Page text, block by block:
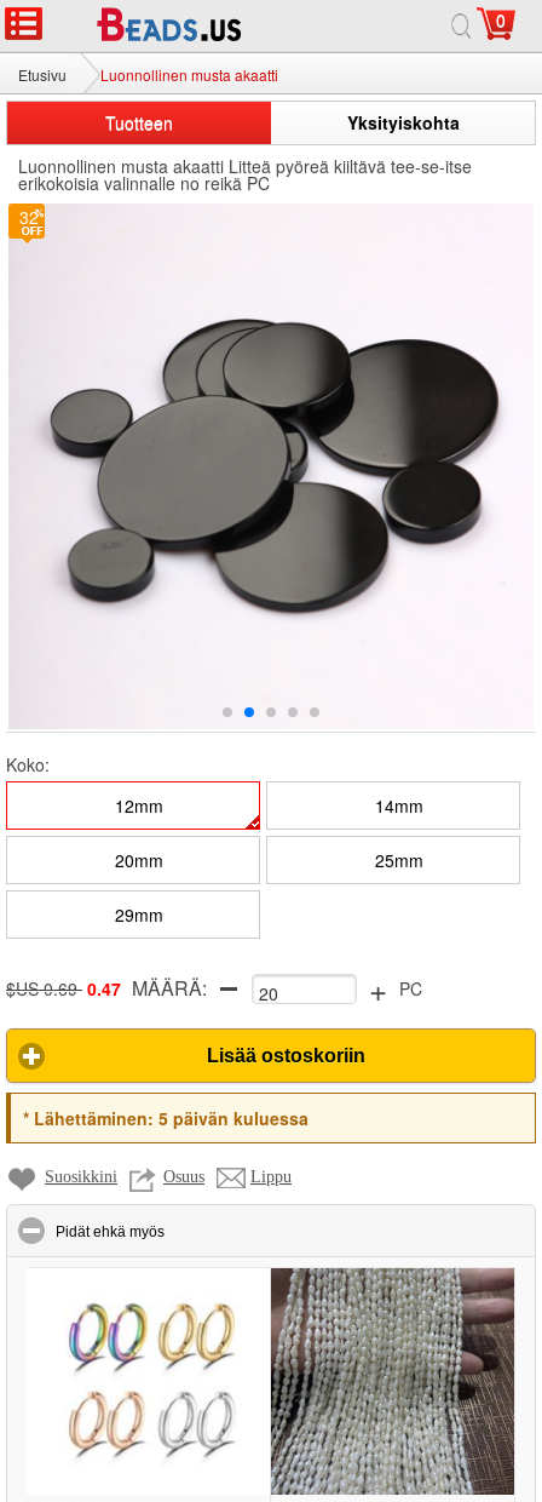
0
Etusivu Luonnollinen musta akaatti
Tuotteen
Yksityiskohta
Luonnollinen musta akaatti Litteä pyöreä kiiltävä tee-se-itse
erikokoisia valinnalle no reikä PC
Koko:
12mm
14mm
20mm 25mm
29mm
$US 0.69 0.47 MÄÄRÄ: + PC
Lisää ostoskoriin
*Lähettäminen: 5 päivän kuluessa
Suosikkini Osuus Lippu
Pidät ehkä myös